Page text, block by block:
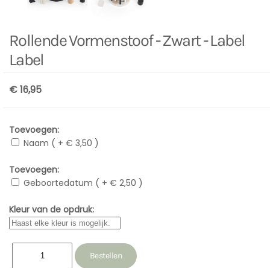
Rollende Vormenstoof - Zwart - Label
Label
€ 16,95
Toevoegen:
Naam ( + € 3,50 )
Toevoegen:
Geboortedatum ( + € 2,50 )
Kleur van de opdruk: